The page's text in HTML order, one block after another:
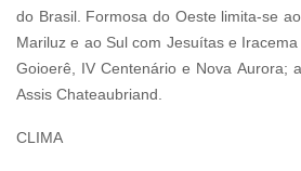
do Brasil. Formosa do Oeste limita-se
Mariluz e ao Sul com Jesuítas e
Goioerê, IV Centenário e Nova Aurora;
Assis Chateaubriand.
CLIMA